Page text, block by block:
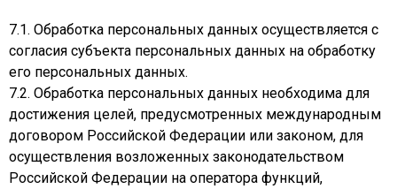
7.1. Обработка персональных данных осуществляется с
согласия субъекта персональных данных на обработку
его персональных данных.
7.2. Обработка персональных данных необходима для
достижения целей, предусмотренных международным
договором Российской Федерации или законом, для
осуществления возложенных законодательством
Российской Федерации на оператора функций,